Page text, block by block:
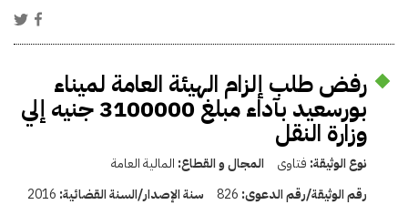
رفض طلب إلزام الهيئة العامة لميناء
بورسعيد بآداء مبلغ 3100000 جنيه إلي
وزارة النقل
نوع الوثيقة: فتاوى المجال و القطاع: المالية العامة
رقم الوثيقة/رقم الدعوى: 826 سنة الإصدار/السنة القضائية: 2016